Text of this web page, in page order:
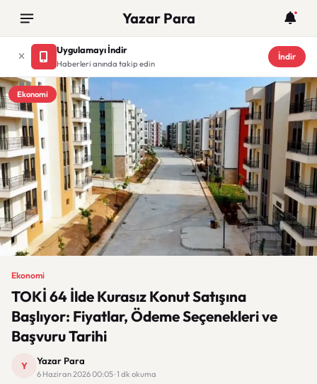
Yazar Para
Uygulamayı İndir
Haberleri anında takip edin
İndir
Ekonomi
Ekonomi
TOKİ 64 İlde Kurasız Konut Satışına
Başlıyor: Fiyatlar, Ödeme Seçenekleri ve
Başvuru Tarihi
Y Yazar Para
6 Haziran 2026 00:05 · 1 dk okuma